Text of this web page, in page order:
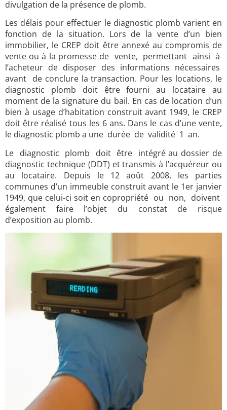
divulgation de la présence de plomb.
Les délais pour effectuer le diagnostic plomb varient en
fonction de la situation. Lors de la vente d’un bien
immobilier, le CREP doit être annexé au compromis de
vente ou à la promesse de vente, permettant ainsi à
l’acheteur de disposer des informations nécessaires
avant de conclure la transaction. Pour les locations, le
diagnostic plomb doit être fourni au locataire au
moment de la signature du bail. En cas de location d’un
bien à usage d’habitation construit avant 1949, le CREP
doit être réalisé tous les 6 ans. Dans le cas d’une vente,
le diagnostic plomb a une durée de validité 1 an.
Le diagnostic plomb doit être intégré au dossier de
diagnostic technique (DDT) et transmis à l’acquéreur ou
au locataire. Depuis le 12 août 2008, les parties
communes d’un immeuble construit avant le 1er janvier
1949, que celui-ci soit en copropriété ou non, doivent
également faire l’objet du constat de risque
d’exposition au plomb.